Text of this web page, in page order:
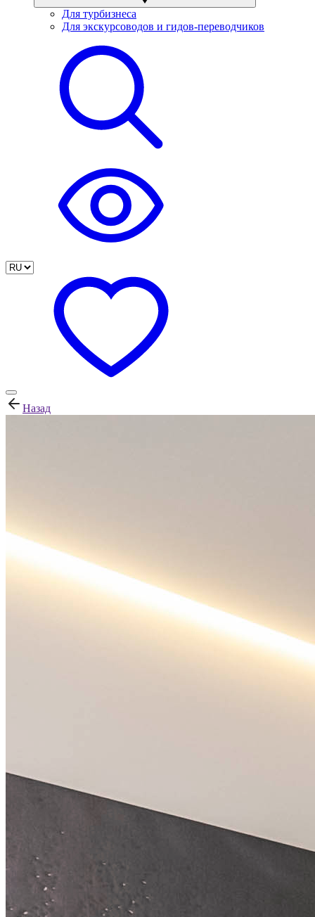
Для турбизнеса
Для экскурсоводов и гидов-переводчиков
Назад